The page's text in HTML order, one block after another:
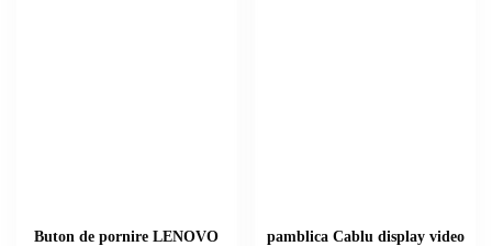
Buton de pornire LENOVO
pamblica Cablu display video